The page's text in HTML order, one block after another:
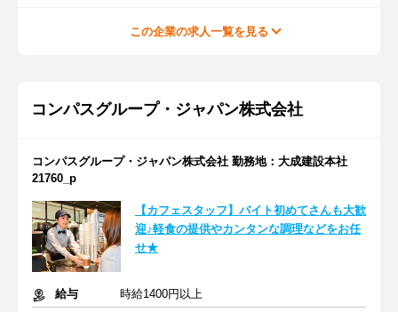
この企業の求人一覧を見る
コンパスグループ・ジャパン株式会社
コンパスグループ・ジャパン株式会社 勤務地：大成建設本社
21760_p
【カフェスタッフ】バイト初めてさんも大歓
迎♪軽食の提供やカンタンな調理などをお任
せ★
給与
時給1400円以上